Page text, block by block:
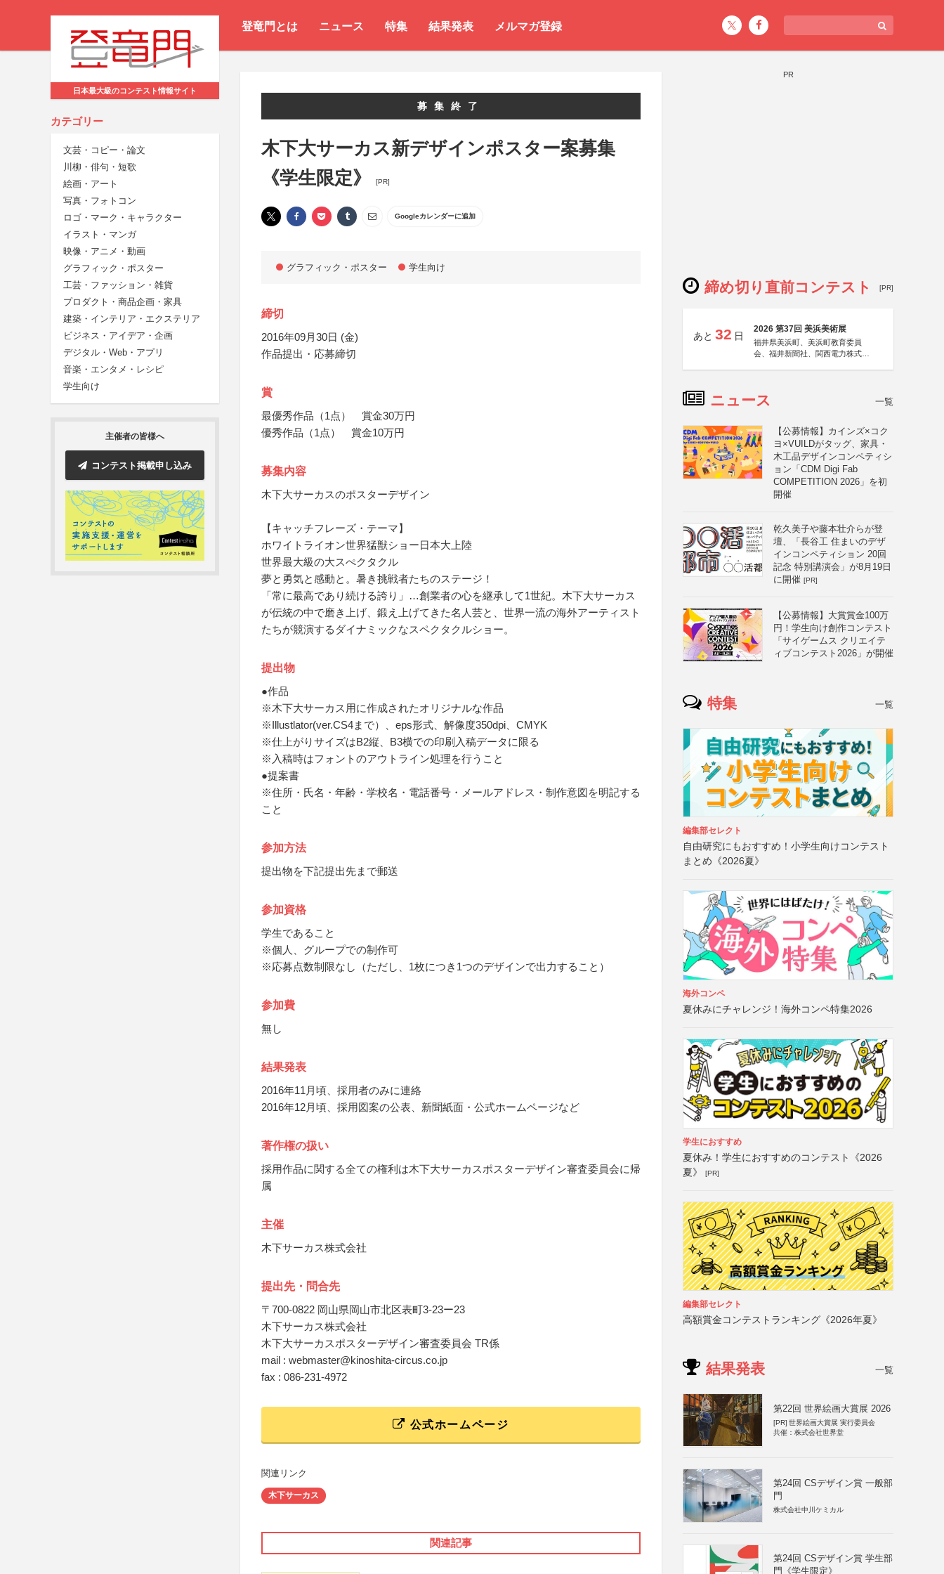
登竜門とは ニュース 特集 結果発表 メルマガ登録
日本最大級のコンテスト情報サイト
カテゴリー
文芸・コピー・論文
川柳・俳句・短歌
絵画・アート
写真・フォトコン
ロゴ・マーク・キャラクター
イラスト・マンガ
映像・アニメ・動画
グラフィック・ポスター
工芸・ファッション・雑貨
プロダクト・商品企画・家具
建築・インテリア・エクステリア
ビジネス・アイデア・企画
デジタル・Web・アプリ
音楽・エンタメ・レシピ
学生向け
主催者の皆様へ
コンテスト掲載申し込み
募集終了
木下大サーカス新デザインポスター案募集
《学生限定》
[PR]
Googleカレンダーに追加
グラフィック・ポスター 学生向け
締切
2016年09月30日 (金)
作品提出・応募締切
賞
最優秀作品（1点） 賞金30万円
優秀作品（1点） 賞金10万円
募集内容
木下大サーカスのポスターデザイン
【キャッチフレーズ・テーマ】
ホワイトライオン世界猛獣ショー日本大上陸
世界最大級の大スぺクタクル
夢と勇気と感動と。暑き挑戦者たちのステージ！
「常に最高であり続ける誇り」…創業者の心を継承して1世紀。木下大サーカス
が伝統の中で磨き上げ、鍛え上げてきた名人芸と、世界一流の海外アーティスト
たちが競演するダイナミックなスペクタクルショー。
提出物
●作品
※木下大サーカス用に作成されたオリジナルな作品
※Illustlator(ver.CS4まで）、eps形式、解像度350dpi、CMYK
※仕上がりサイズはB2縦、B3横での印刷入稿データに限る
※入稿時はフォントのアウトライン処理を行うこと
●提案書
※住所・氏名・年齢・学校名・電話番号・メールアドレス・制作意図を明記する
こと
参加方法
提出物を下記提出先まで郵送
参加資格
学生であること
※個人、グループでの制作可
※応募点数制限なし（ただし、1枚につき1つのデザインで出力すること）
参加費
無し
結果発表
2016年11月頃、採用者のみに連絡
2016年12月頃、採用図案の公表、新聞紙面・公式ホームページなど
著作権の扱い
採用作品に関する全ての権利は木下大サーカスポスターデザイン審査委員会に帰
属
主催
木下サーカス株式会社
提出先・問合先
〒700-0822 岡山県岡山市北区表町3-23ー23
木下サーカス株式会社
木下大サーカスポスターデザイン審査委員会 TR係
mail : webmaster@kinoshita-circus.co.jp
fax : 086-231-4972
公式ホームページ
関連リンク
木下サーカス
関連記事
PR
締め切り直前コンテスト [PR]
あと 32 日
2026 第37回 美浜美術展
福井県美浜町、美浜町教育委員
会、福井新聞社、関西電力株式会
ニュース 一覧
【公募情報】カインズ×コク
ヨ×VUILDがタッグ、家具・
木工品デザインコンペティシ
ョン「CDM Digi Fab
COMPETITION 2026」を初
開催
乾久美子や藤本壮介らが登
壇、「長谷工 住まいのデザ
インコンペティション 20回
記念 特別講演会」が8月19日
に開催 [PR]
【公募情報】大賞賞金100万
円！学生向け創作コンテスト
「サイゲームス クリエイテ
ィブコンテスト2026」が開催
特集 一覧
編集部セレクト
自由研究にもおすすめ！小学生向けコンテスト
まとめ《2026夏》
海外コンペ
夏休みにチャレンジ！海外コンペ特集2026
学生におすすめ
夏休み！学生におすすめのコンテスト《2026
夏》
[PR]
編集部セレクト
高額賞金コンテストランキング《2026年夏》
結果発表 一覧
第22回 世界絵画大賞展 2026
[PR] 世界絵画大賞展 実行委員会
共催：株式会社世界堂
第24回 CSデザイン賞 一般部
門
株式会社中川ケミカル
第24回 CSデザイン賞 学生部
門《学生限定》